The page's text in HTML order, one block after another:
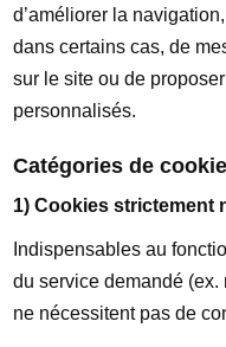
d’améliorer la
dans certains cas, de
sur le site ou de
personnalisés.
Catégories de
1) Cookies strictement
Indispensables au
du service demandé
ne nécessitent pas de